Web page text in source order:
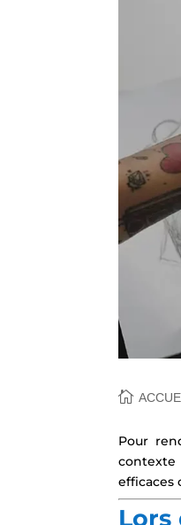
Pour
efficaces
Lors